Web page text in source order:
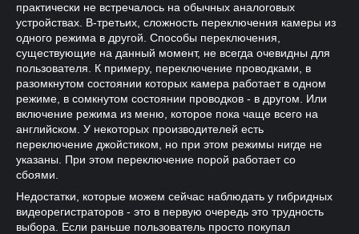
практически не встречалось на обычных аналоговых
устройствах. В-третьих, сложность переключения камеры из
одного режима в другой. Способы переключения,
существующие на данный момент, не всегда очевидны для
пользователя. К примеру, переключение проводками, в
разомкнутом состоянии которых камера работает в одном
режиме, в сомкнутом состоянии проводков - в другом. Или
включение режима из меню, которое пока чаще всего на
английском. У некоторых производителей есть
переключение джойстиком, но при этом режимы нигде не
указаны. При этом переключение порой работает со
сбоями.
Недостатки, которые можем сейчас наблюдать у гибридных
видеорегистраторов - это в первую очередь это трудность
выбора. Если раньше пользователь просто покупал